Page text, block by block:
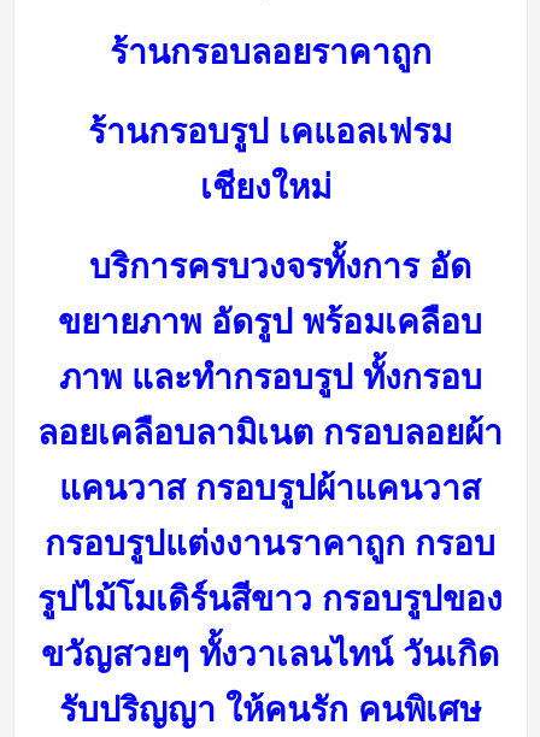
ร้านกรอบลอยราคาถูก
ร้านกรอบรูป เคแอลเฟรม
เชียงใหม่
บริการครบวงจรทั้งการ อัด
ขยายภาพ อัดรูป พร้อมเคลือบ
ภาพ และทำกรอบรูป ทั้งกรอบ
ลอยเคลือบลามิเนต กรอบลอยผ้า
แคนวาส กรอบรูปผ้าแคนวาส
กรอบรูปแต่งงานราคาถูก กรอบ
รูปไม้โมเดิร์นสีขาว กรอบรูปของ
ขวัญสวยๆ ทั้งวาเลนไทน์ วันเกิด
รับปริญญา ให้คนรัก คนพิเศษ